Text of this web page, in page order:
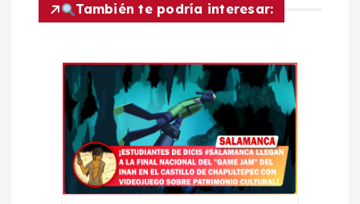
También te podría interesar: